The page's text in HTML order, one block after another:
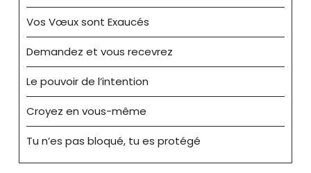
Vos Vœux sont Exaucés
Demandez et vous recevrez
Le pouvoir de l’intention
Croyez en vous-même
Tu n’es pas bloqué, tu es protégé